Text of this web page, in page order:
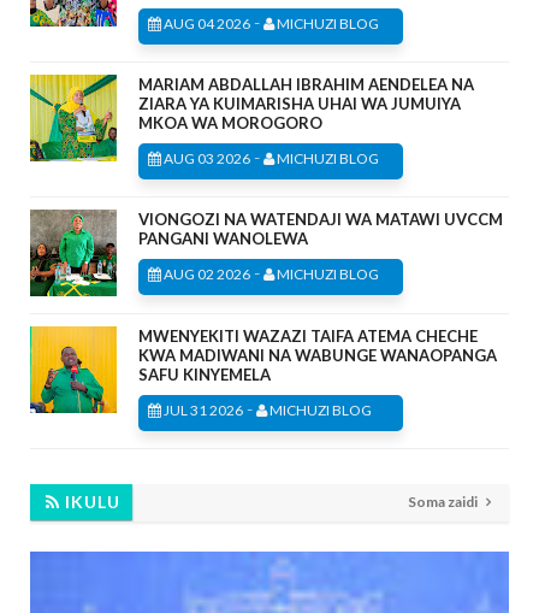
AUG 04 2026 - MICHUZI BLOG
MARIAM ABDALLAH IBRAHIM AENDELEA NA
ZIARA YA KUIMARISHA UHAI WA JUMUIYA
MKOA WA MOROGORO
AUG 03 2026 - MICHUZI BLOG
VIONGOZI NA WATENDAJI WA MATAWI UVCCM
PANGANI WANOLEWA
AUG 02 2026 - MICHUZI BLOG
MWENYEKITI WAZAZI TAIFA ATEMA CHECHE
KWA MADIWANI NA WABUNGE WANAOPANGA
SAFU KINYEMELA
JUL 31 2026 - MICHUZI BLOG
IKULU Soma zaidi